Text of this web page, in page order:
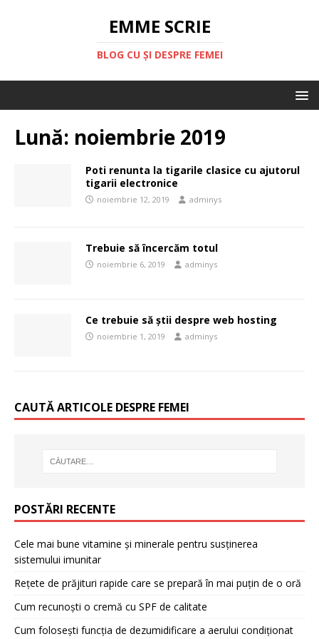
EMME SCRIE
BLOG CU ȘI DESPRE FEMEI
Lună: noiembrie 2019
Poti renunta la tigarile clasice cu ajutorul
tigarii electronice
noiembrie 12, 2019 adminys
Trebuie să încercăm totul
noiembrie 6, 2019 adminys
Ce trebuie să știi despre web hosting
noiembrie 1, 2019 adminys
CAUTĂ ARTICOLE DESPRE FEMEI
POSTĂRI RECENTE
Cele mai bune vitamine și minerale pentru susținerea
sistemului imunitar
Rețete de prăjituri rapide care se prepară în mai puțin de o oră
Cum recunoști o cremă cu SPF de calitate
Cum folosești funcția de dezumidificare a aerului condiționat